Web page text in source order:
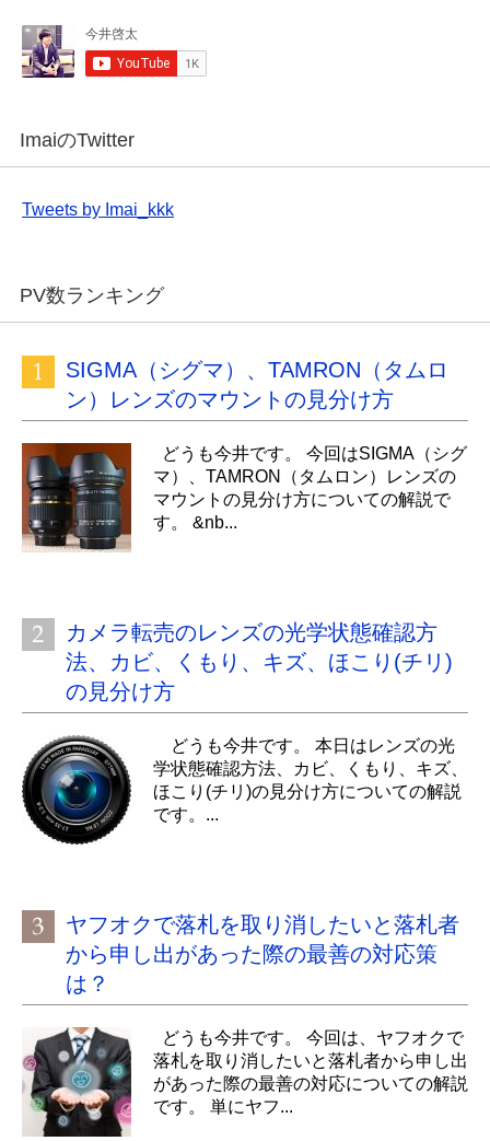
ImaiのTwitter
Tweets by Imai_kkk
PV数ランキング
SIGMA（シグマ）、TAMRON（タムロ
ン）レンズのマウントの見分け方
どうも今井です。 今回はSIGMA（シグ
マ）、TAMRON（タムロン）レンズの
マウントの見分け方についての解説で
す。 &nb...
カメラ転売のレンズの光学状態確認方
法、カビ、くもり、キズ、ほこり(チリ)
の見分け方
どうも今井です。 本日はレンズの光
学状態確認方法、カビ、くもり、キズ、
ほこり(チリ)の見分け方についての解説
です。...
ヤフオクで落札を取り消したいと落札者
から申し出があった際の最善の対応策
は？
どうも今井です。 今回は、ヤフオクで
落札を取り消したいと落札者から申し出
があった際の最善の対応についての解説
です。 単にヤフ...